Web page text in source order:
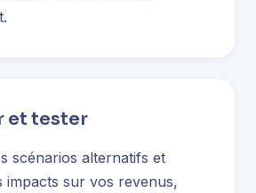
et tester
scénarios alternatifs et
impacts sur vos revenus,